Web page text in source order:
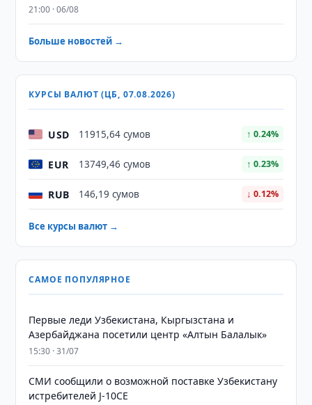
21:00 · 06/08
Больше новостей →
КУРСЫ ВАЛЮТ (ЦБ, 07.08.2026)
USD 11915,64 сумов ↑ 0.24%
EUR 13749,46 сумов ↑ 0.23%
RUB 146,19 сумов ↓ 0.12%
Все курсы валют →
САМОЕ ПОПУЛЯРНОЕ
Первые леди Узбекистана, Кыргызстана и
Азербайджана посетили центр «Алтын Балалык»
15:30 · 31/07
СМИ сообщили о возможной поставке Узбекистану
истребителей J-10CE